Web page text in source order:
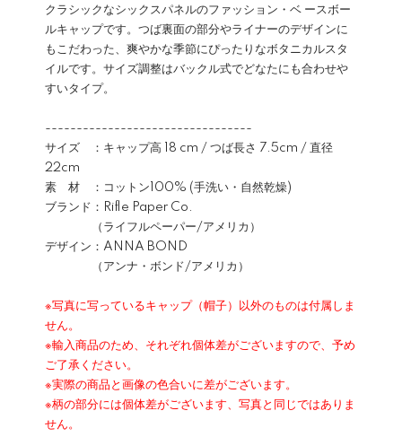
クラシックなシックスパネルのファッション・ベ ースボー
ルキャップです。つば裏面の部分やライナーのデザインに
もこだわった、爽やかな季節にぴったりなボタニカルスタ
イルです。サイズ調整はバックル式でどなたにも合わせや
すいタイプ。
---------------------------------
サイズ ：キャップ高 18 cm / つば長さ 7.5cm / 直径
22cm
素 材 ：コットン100% (手洗い・自然乾燥)
ブランド：Rifle Paper Co.
（ライフルペーパー/アメリカ）
デザイン：ANNA BOND
（アンナ・ボンド/アメリカ）
※写真に写っているキャップ（帽子）以外のものは付属しま
せん。
※輸入商品のため、それぞれ個体差がございますので、予め
ご了承ください。
※実際の商品と画像の色合いに差がございます。
※柄の部分には個体差がございます、写真と同じではありま
せん。